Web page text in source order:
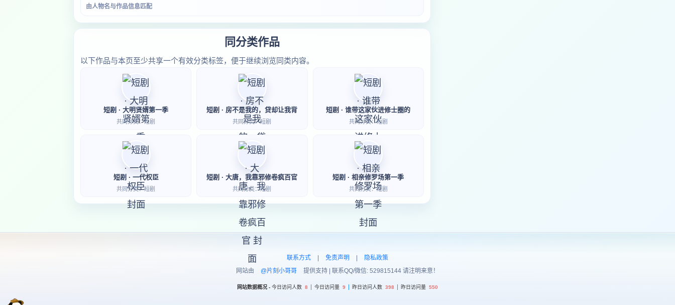
由人物名与作品信息匹配
同分类作品
以下作品与本页至少共享一个有效分类标签，便于继续浏览同类内容。
短剧 · 大明贤婿第一季
共同分类：短剧
短剧 · 房不是我的，贷却让我背
共同分类：短剧
短剧 · 谁带这家伙进修士圈的
共同分类：短剧
短剧 · 一代权臣
共同分类：短剧
短剧 · 大唐，我靠邪修卷疯百官
共同分类：短剧
短剧 · 相亲修罗场第一季
共同分类：短剧
联系方式 免责声明
隐私政策
网站由
@片刻小哥哥 提供支持 | 联系QQ/微信: 529815144 请注明来意！
网站数据概况 - 今日访问人数 8 今日访问量 9 昨日访问人数 398 昨日访问量 550